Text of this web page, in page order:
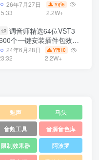
压缩器插件 AP Mastering Curvature v2.0.2 Incl Patched and Keygen-R2R WiN
具、电脑系统装机软件丶一
安装系统
26年7月27日
Y币5
2.2W+
12 调音师精选64位VST3
个一键安装插件包效果
器集合10G WiN
24年6月28日
Y币10
2.2W+
魅声
马头
音频工具
音源音色库
限制效果器
阿波罗